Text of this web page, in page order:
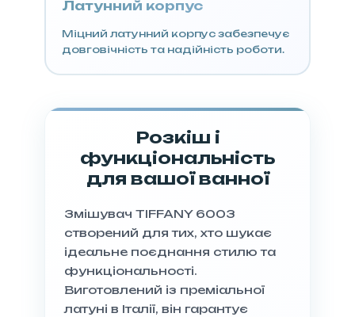
Латунний корпус
Міцний латунний корпус забезпечує
довговічність та надійність роботи.
Розкіш і
функціональність
для вашої ванної
Змішувач TIFFANY 6003
створений для тих, хто шукає
ідеальне поєднання стилю та
функціональності.
Виготовлений із преміальної
латуні в Італії, він гарантує